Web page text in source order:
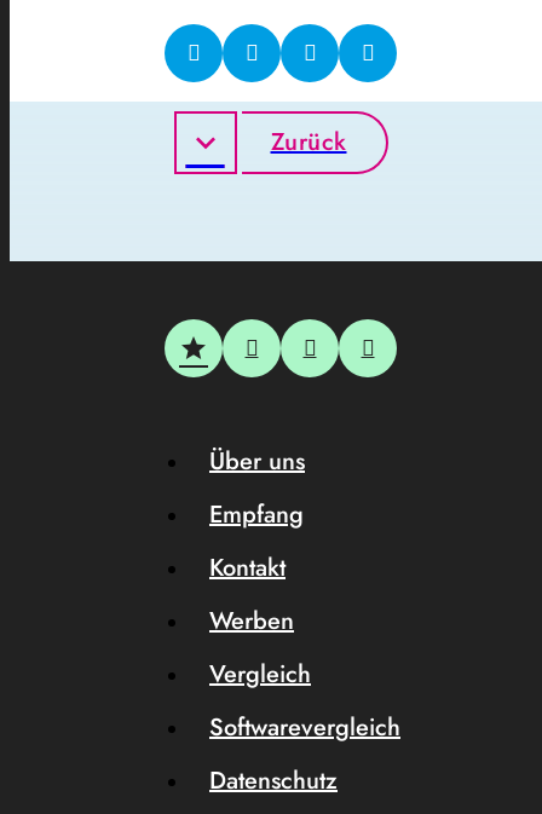
Zurück
Über uns
Empfang
Kontakt
Werben
Vergleich
Softwarevergleich
Datenschutz